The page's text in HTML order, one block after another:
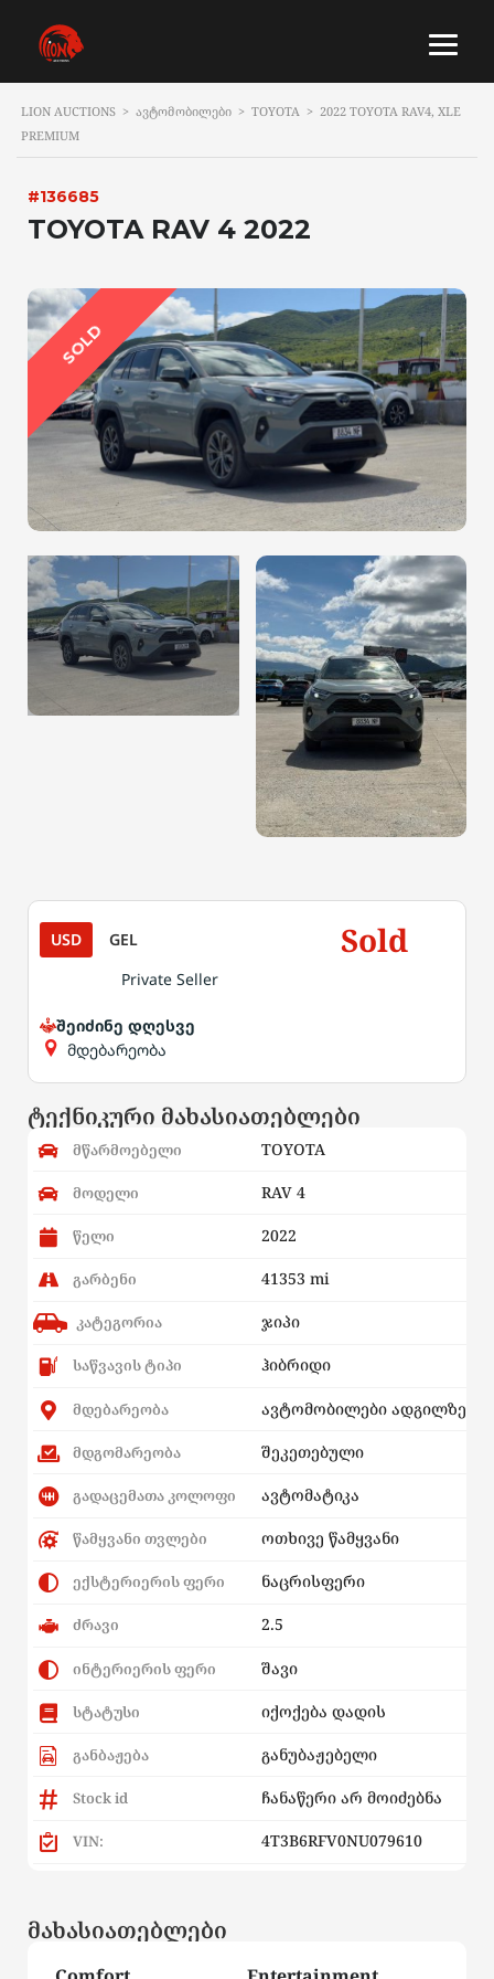
LION AUCTIONS > ᲐᲕᲢᲝᲛᲝᲑᲘᲚᲔᲑᲘ > TOYOTA > 2022 TOYOTA RAV4, XLE
PREMIUM
#136685
TOYOTA RAV 4 2022
SOLD
USD GEL Sold
Private Seller
შეიძინე დღესვე
მდებარეობა
ტექნიკური მახასიათებლები
მწარმოებელი TOYOTA
მოდელი RAV 4
წელი 2022
გარბენი 41353 mi
კატეგორია ჯიპი
საწვავის ტიპი ჰიბრიდი
მდებარეობა ავტომობილები ადგილზე
მდგომარეობა შეკეთებული
გადაცემათა კოლოფი ავტომატიკა
წამყვანი თვლები ოთხივე წამყვანი
ექსტერიერის ფერი ნაცრისფერი
ძრავი 2.5
ინტერიერის ფერი შავი
სტატუსი იქოქება დადის
განბაჟება განუბაჟებელი
Stock id ჩანაწერი არ მოიძებნა
VIN: 4T3B6RFV0NU079610
მახასიათებლები